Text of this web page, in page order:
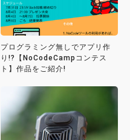
プログラミング無しでアプリ作
り!?【NoCodeCampコンテス
ト】作品をご紹介!